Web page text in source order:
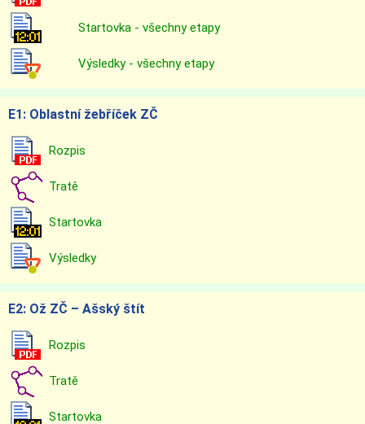
Startovka - všechny etapy
Výsledky - všechny etapy
E1: Oblastní žebříček ZČ
Rozpis
Tratě
Startovka
Výsledky
E2: Ož ZČ – Ašský štít
Rozpis
Tratě
Startovka